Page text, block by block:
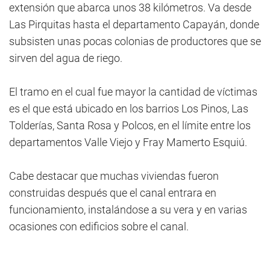
extensión que abarca unos 38 kilómetros. Va desde
Las Pirquitas hasta el departamento Capayán, donde
subsisten unas pocas colonias de productores que se
sirven del agua de riego.
El tramo en el cual fue mayor la cantidad de víctimas
es el que está ubicado en los barrios Los Pinos, Las
Tolderías, Santa Rosa y Polcos, en el límite entre los
departamentos Valle Viejo y Fray Mamerto Esquiú.
Cabe destacar que muchas viviendas fueron
construidas después que el canal entrara en
funcionamiento, instalándose a su vera y en varias
ocasiones con edificios sobre el canal.